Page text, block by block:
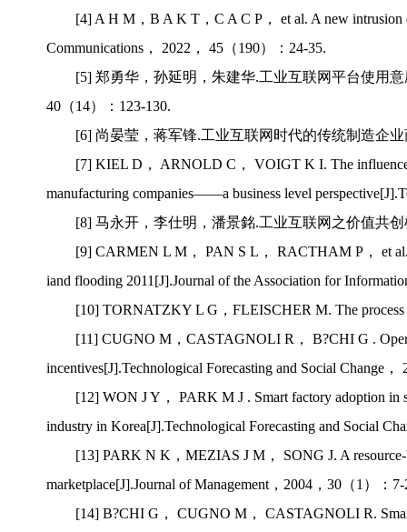
[4] A H M，B A K T，C A C P， et al. A new intrusion
Communications， 2022， 45（190）：24-35.
[5] 郑勇华，孙延明，朱建华.工业互联网平台使用
40（14）：123-130.
[6] 尚晏莹，蒋军锋.工业互联网时代的传统制造企
[7] KIEL D， ARNOLD C， VOIGT K I. The influence
manufacturing companies——a business level
[8] 马永开，李仕明，潘景銘.工业互联网之价值共
[9] CARMEN L M， PAN S L， RACTHAM P， et
iand flooding 2011[J].Journal of the Association for
[10] TORNATZKY L G，FLEISCHER M. The
[11] CUGNO M，CASTAGNOLI R， B?CHI G .
incentives[J].Technological Forecasting and Social Change
[12] WON J Y， PARK M J . Smart factory adoption in
industry in Korea[J].Technological Forecasting and Social
[13] PARK N K，MEZIAS J M， SONG J. A resource-
marketplace[J].Journal of Management，2004，30（1）：
[14] B?CHI G， CUGNO M， CASTAGNOLI R.